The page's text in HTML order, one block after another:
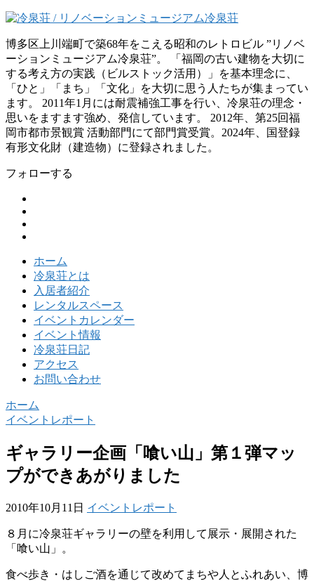
博多区上川端町で築68年をこえる昭和のレトロビル ”リノベ
ーションミュージアム冷泉荘”。 「福岡の古い建物を大切に
する考え方の実践（ビルストック活用）」を基本理念に、
「ひと」「まち」「文化」を大切に思う人たちが集まってい
ます。 2011年1月には耐震補強工事を行い、冷泉荘の理念・
思いをますます強め、発信しています。 2012年、第25回福
岡市都市景観賞 活動部門にて部門賞受賞。2024年、国登録
有形文化財（建造物）に登録されました。
フォローする
ホーム
冷泉荘とは
入居者紹介
レンタルスペース
イベントカレンダー
イベント情報
冷泉荘日記
アクセス
お問い合わせ
ホーム
イベントレポート
ギャラリー企画「喰い山」第１弾マッ
プができあがりました
2010年10月11日 イベントレポート
８月に冷泉荘ギャラリーの壁を利用して展示・展開された
「喰い山」。
食べ歩き・はしご酒を通じて改めてまちや人とふれあい、博